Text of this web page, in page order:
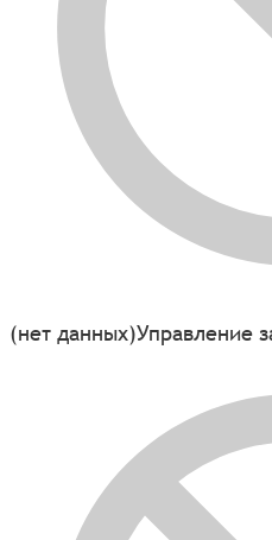
(нет данных)Управление